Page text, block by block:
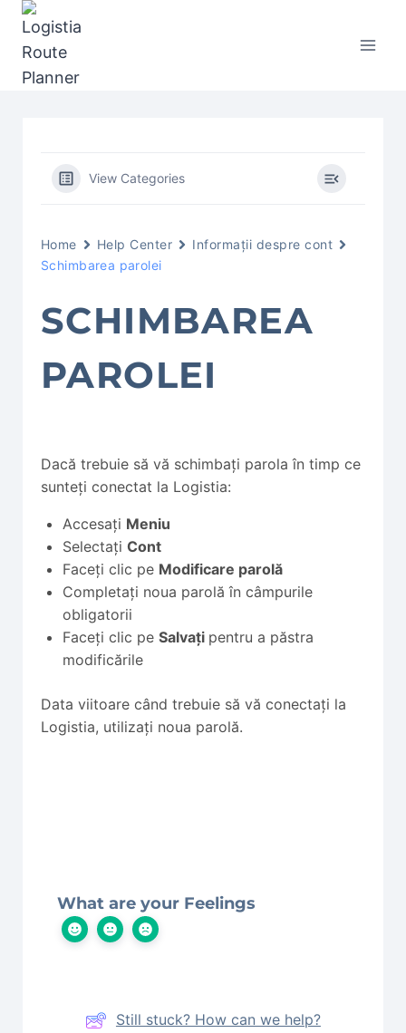
Skip
content
View Categories
Home Help Center
Informații despre cont
Schimbarea parolei
SCHIMBAREA
PAROLEI
Dacă trebuie să vă schimbați parola în timp ce
sunteți conectat la Logistia:
Accesați Meniu
Selectați Cont
Faceți clic pe Modificare parolă
Completați noua parolă în câmpurile
obligatorii
Faceți clic pe Salvați pentru a păstra
modificările
Data viitoare când trebuie să vă conectați la
Logistia, utilizați noua parolă.
What are your Feelings
Still stuck? How can we help?